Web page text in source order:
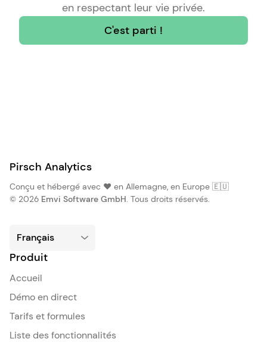
en respectant leur vie privée.
C'est parti !
Pirsch Analytics
Conçu et hébergé avec ❤️ en Allemagne, en Europe 🇪🇺
© 2026 Emvi Software GmbH. Tous droits réservés.
Produit
Accueil
Démo en direct
Tarifs et formules
Liste des fonctionnalités